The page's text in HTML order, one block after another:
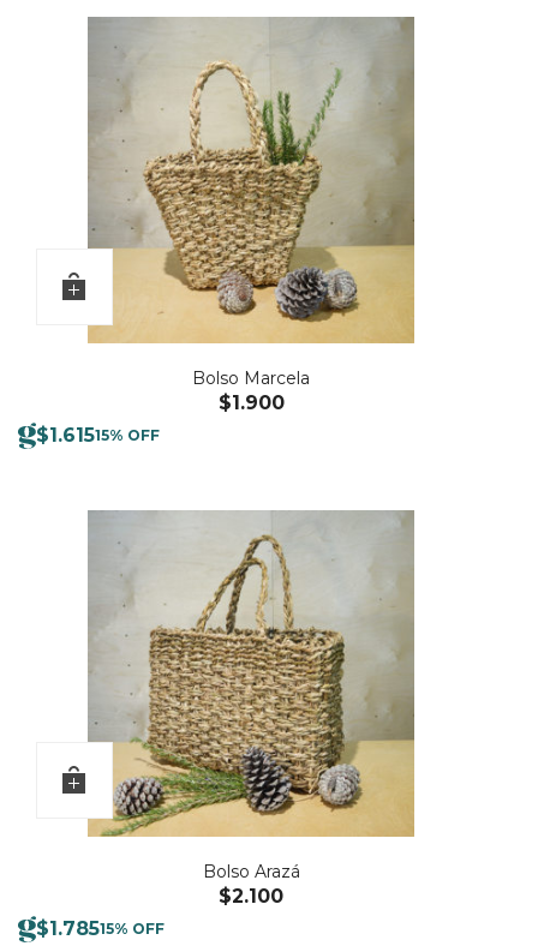
Bolso Marcela
$1.900
$1.61515% OFF
Bolso Arazá
$2.100
$1.78515% OFF